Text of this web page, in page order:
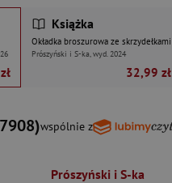
Książka
Okładka broszurowa ze skrzydełkami
Prószyński i S-ka, wyd. 2024
32,99 zł
wspólnie z
Prószyński i S-ka